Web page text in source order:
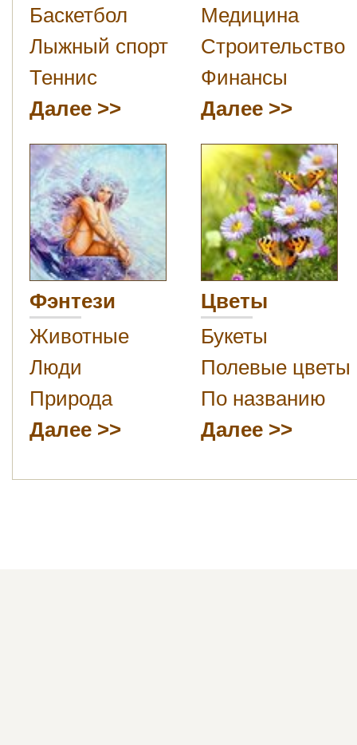
Баскетбол
Лыжный спорт
Теннис
Далее
Медицина
Строительство
Финансы
Далее
Фэнтези
Животные
Люди
Природа
Далее
Цветы
Букеты
Полевые цветы
По названию
Далее